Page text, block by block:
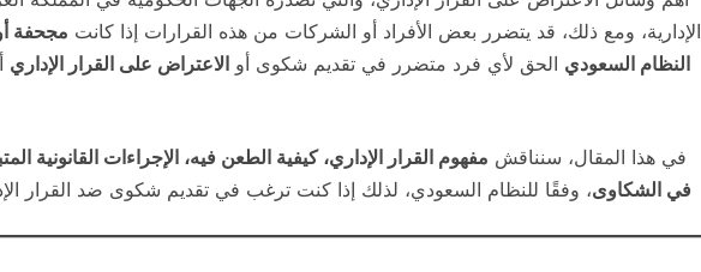
الإدارية، ومع ذلك، قد يتضرر بعض الأفراد أو الشركات من هذه القرارات إذا كانت مجحفة
النظام السعودي الحق لأي فرد متضرر في تقديم شكوى أو الاعتراض على القرار الإداري
في هذا المقال، سنناقش مفهوم القرار الإداري، كيفية الطعن فيه، الإجراءات القانونية
في الشكاوى، وفقًا للنظام السعودي، لذلك إذا كنت ترغب في تقديم شكوى ضد القرار